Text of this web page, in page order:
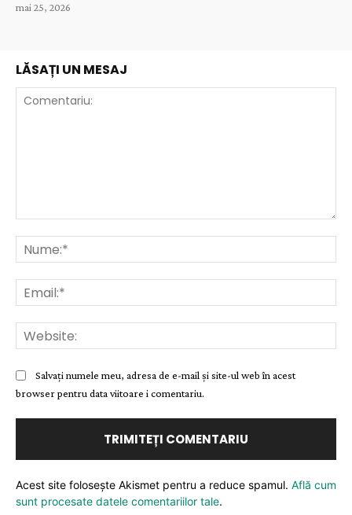
mai 25, 2026
LĂSAȚI UN MESAJ
Salvați numele meu, adresa de e-mail și site-ul web în acest
browser pentru data viitoare i comentariu.
Acest site folosește Akismet pentru a reduce spamul. Află cum
sunt procesate datele comentariilor tale.